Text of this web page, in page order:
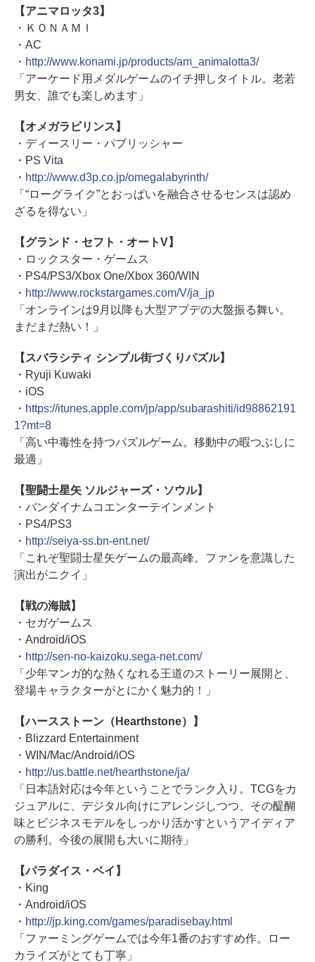
【アニマロッタ3】
・ＫＯＮＡＭＩ
・AC
・ http://www.konami.jp/products/am_animalotta3/
「アーケード用メダルゲームのイチ押しタイトル。老若
男女、誰でも楽しめます」
【オメガラビリンス】
・ディースリー・パブリッシャー
・PS Vita
・ http://www.d3p.co.jp/omegalabyrinth/
「“ローグライク”とおっぱいを融合させるセンスは認め
ざるを得ない」
【グランド・セフト・オートV】
・ロックスター・ゲームス
・PS4/PS3/Xbox One/Xbox 360/WIN
・ http://www.rockstargames.com/V/ja_jp
「オンラインは9月以降も大型アプデの大盤振る舞い。
まだまだ熱い！」
【スバラシティ シンプル街づくりパズル】
・Ryuji Kuwaki
・iOS
・ https://itunes.apple.com/jp/app/subarashiti/id98862191
1?mt=8
「高い中毒性を持つパズルゲーム。移動中の暇つぶしに
最適」
【聖闘士星矢 ソルジャーズ・ソウル】
・バンダイナムコエンターテインメント
・PS4/PS3
・ http://seiya-ss.bn-ent.net/
「これぞ聖闘士星矢ゲームの最高峰。ファンを意識した
演出がニクイ」
【戦の海賊】
・セガゲームス
・Android/iOS
・ http://sen-no-kaizoku.sega-net.com/
「少年マンガ的な熱くなれる王道のストーリー展開と、
登場キャラクターがとにかく魅力的！」
【ハースストーン（Hearthstone）】
・Blizzard Entertainment
・WIN/Mac/Android/iOS
・ http://us.battle.net/hearthstone/ja/
「日本語対応は今年ということでランク入り。TCGをカ
ジュアルに、デジタル向けにアレンジしつつ、その醍醐
味とビジネスモデルをしっかり活かすというアイディア
の勝利。今後の展開も大いに期待」
【パラダイス・ベイ】
・King
・Android/iOS
・ http://jp.king.com/games/paradisebay.html
「ファーミングゲームでは今年1番のおすすめ作。ロー
カライズがとても丁寧」